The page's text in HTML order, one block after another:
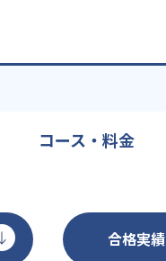
コース・料金
合格実績